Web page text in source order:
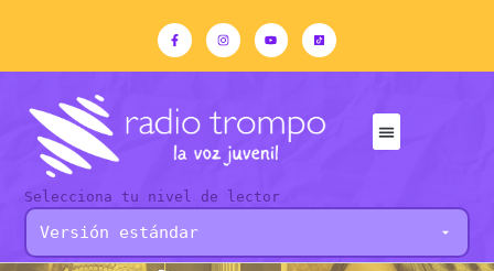
Selecciona tu nivel de lector